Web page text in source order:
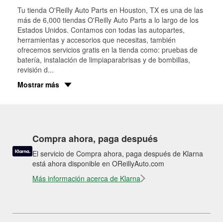
Tu tienda O'Reilly Auto Parts en Houston, TX es una de las
más de 6,000 tiendas O'Reilly Auto Parts a lo largo de los
Estados Unidos. Contamos con todas las autopartes,
herramientas y accesorios que necesitas, también
ofrecemos servicios gratis en la tienda como: pruebas de
batería, instalación de limpiaparabrisas y de bombillas,
revisión d...
Mostrar más
Compra ahora, paga después
El servicio de Compra ahora, paga después de Klarna
está ahora disponible en OReillyAuto.com
Más información acerca de Klarna